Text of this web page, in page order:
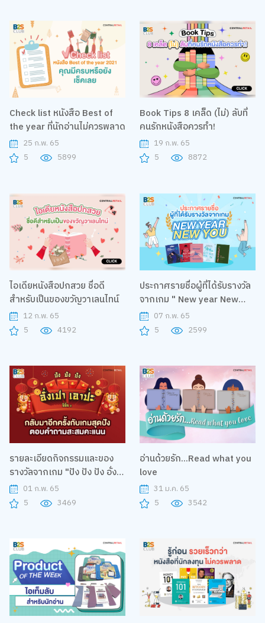
Check list หนังสือ Best of
the year ที่นักอ่านไม่ควรพลาด
25 ก.พ. 65
5
5899
Book Tips 8 เคล็ด (ไม่) ลับที่
คนรักหนังสือควรทำ!
19 ก.พ. 65
5
8872
ไอเดียหนังสือปกสวย ชื่อดี
สำหรับเป็นของขวัญวาเลนไทน์
12 ก.พ. 65
5
4192
ประกาศรายชื่อผู้ที่ได้รับรางวัล
จากเกม " New year New
you"07 ก.พ. 65
5
2599
รายละเอียดกิจกรรมและของ
รางวัลจากเกม "ปัง ปัง ปัง อั่ง
เปา เอาปะ ซีซั่น2"
01 ก.พ. 65
5
3469
อ่านด้วยรัก...Read what you
love
31 ม.ค. 65
5
3542